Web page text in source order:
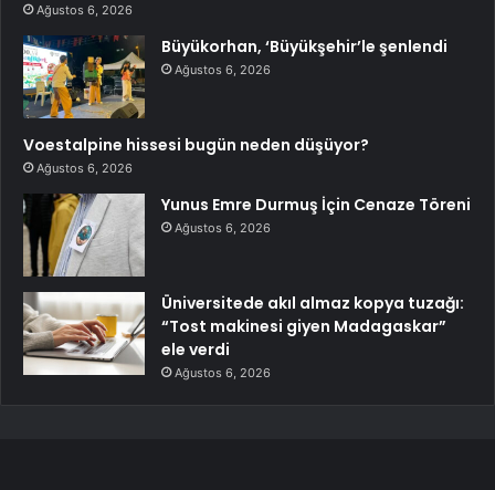
Ağustos 6, 2026
Büyükorhan, ‘Büyükşehir’le şenlendi
Ağustos 6, 2026
Voestalpine hissesi bugün neden düşüyor?
Ağustos 6, 2026
Yunus Emre Durmuş İçin Cenaze Töreni
Ağustos 6, 2026
Üniversitede akıl almaz kopya tuzağı:
“Tost makinesi giyen Madagaskar”
ele verdi
Ağustos 6, 2026